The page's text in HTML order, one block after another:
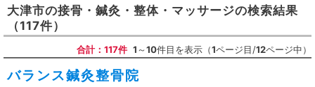
大津市の接骨・鍼灸・整体・マッサージの検索結果
（117件）
合計：117件 1～10件目を表示（1ページ目/12ページ中）
バランス鍼灸整骨院